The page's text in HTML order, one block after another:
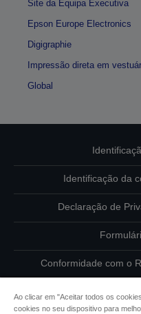
Site da Equipa Executiva
Epson Europe Electronics
Digigraphie
Impressão direta em
Global
Identificação da
Declaração de
Conformidade com o
Ao clicar em "Aceitar todos os
cookies no seu dispositivo para